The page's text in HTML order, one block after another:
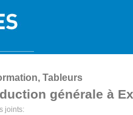
Tableurs
générale à
joints: